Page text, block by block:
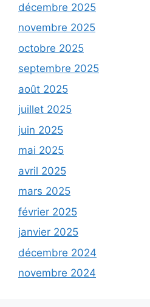
décembre 2025
novembre 2025
octobre 2025
septembre 2025
août 2025
juillet 2025
juin 2025
mai 2025
avril 2025
mars 2025
février 2025
janvier 2025
décembre 2024
novembre 2024